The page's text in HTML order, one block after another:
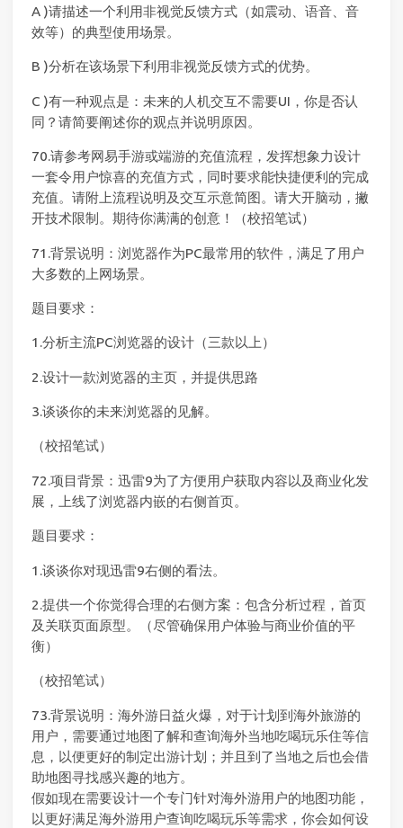
A )请描述一个利用非视觉反馈方式（如震动、语音、音
效等）的典型使用场景。
B )分析在该场景下利用非视觉反馈方式的优势。
C )有一种观点是：未来的人机交互不需要UI，你是否认
同？请简要阐述你的观点并说明原因。
70.请参考网易手游或端游的充值流程，发挥想象力设计
一套令用户惊喜的充值方式，同时要求能快捷便利的完成
充值。请附上流程说明及交互示意简图。请大开脑动，撇
开技术限制。期待你满满的创意！（校招笔试）
71.背景说明：浏览器作为PC最常用的软件，满足了用户
大多数的上网场景。
题目要求：
1.分析主流PC浏览器的设计（三款以上）
2.设计一款浏览器的主页，并提供思路
3.谈谈你的未来浏览器的见解。
（校招笔试）
72.项目背景：迅雷9为了方便用户获取内容以及商业化发
展，上线了浏览器内嵌的右侧首页。
题目要求：
1.谈谈你对现迅雷9右侧的看法。
2.提供一个你觉得合理的右侧方案：包含分析过程，首页
及关联页面原型。（尽管确保用户体验与商业价值的平
衡）
（校招笔试）
73.背景说明：海外游日益火爆，对于计划到海外旅游的
用户，需要通过地图了解和查询海外当地吃喝玩乐住等信
息，以便更好的制定出游计划；并且到了当地之后也会借
助地图寻找感兴趣的地方。
假如现在需要设计一个专门针对海外游用户的地图功能，
以更好满足海外游用户查询吃喝玩乐等需求，你会如何设